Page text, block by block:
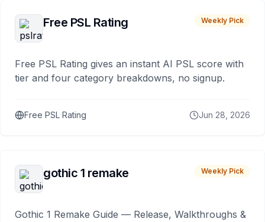
Free PSL Rating Weekly Pick
Free PSL Rating gives an instant AI PSL score with
tier and four category breakdowns, no signup.
Free PSL Rating Jun 28, 2026
gothic 1 remake Weekly Pick
Gothic 1 Remake Guide — Release, Walkthroughs &